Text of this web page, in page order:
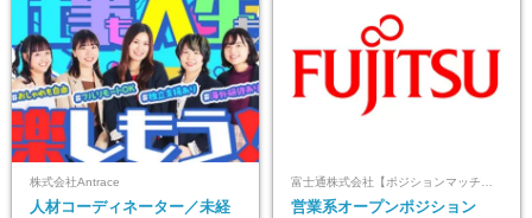
株式会社Antrace
人材コーディネーター／未経
営業系オープンポジション